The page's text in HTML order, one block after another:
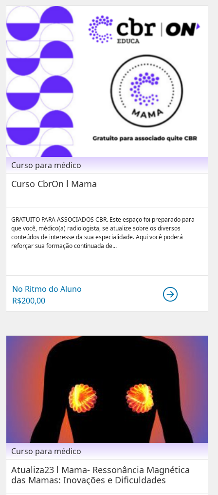
Curso para médico
Curso CbrOn l Mama
GRATUITO PARA ASSOCIADOS CBR. Este espaço foi preparado para
que você, médico(a) radiologista, se atualize sobre os diversos
conteúdos de interesse da sua especialidade. Aqui você poderá
reforçar sua formação continuada de...
No Ritmo do Aluno
R$200,00
Curso para médico
Atualiza23 l Mama- Ressonância Magnética
das Mamas: Inovações e Dificuldades